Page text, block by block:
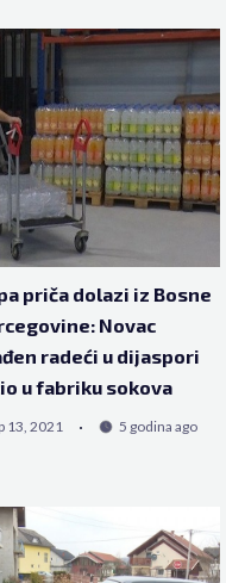
priča dolazi iz Bosne
Novac
radeći u dijaspori
u fabriku sokova
13, 2021 5 godina ago